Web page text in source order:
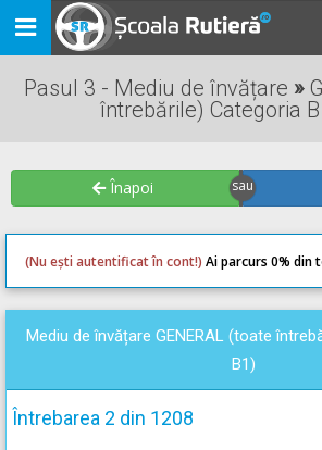
Toggle
navigation
Pasul 3 - Mediu de învățare »
întrebările) Categoria B
Înapoi
(Nu ești autentificat în cont!) Ai parcurs 0% din
0
Mediu de învățare GENERAL (toate
B1)
Întrebarea 2 din 1208